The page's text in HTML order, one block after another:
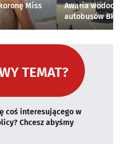
Miss
Awaria
autobusów
TEMAT?
coś interesującego w
Chcesz abyśmy